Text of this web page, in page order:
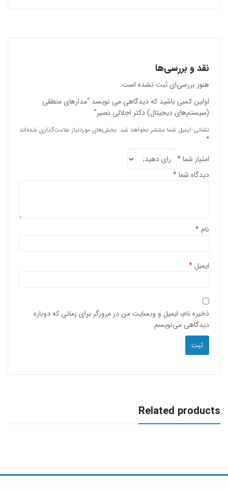
نقد و بررسی‌ها
هنوز بررسی‌ای ثبت نشده است.
اولین کسی باشید که دیدگاهی می نویسد “مدارهای منطقی
(سیستم‌های دیجیتال) دکتر اجلالی نصیر”
نشانی ایمیل شما منتشر نخواهد شد. بخش‌های موردنیاز علامت‌گذاری شده‌اند
*
امتیاز شما*
دیدگاه شما*
نام*
ایمیل*
ذخیره نام، ایمیل و وبسایت من در مرورگر برای زمانی که دوباره
دیدگاهی می‌نویسم.
Related products